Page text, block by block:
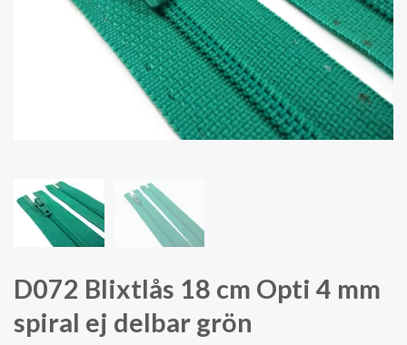
D072 Blixtlås 18 cm Opti 4 mm
spiral ej delbar grön